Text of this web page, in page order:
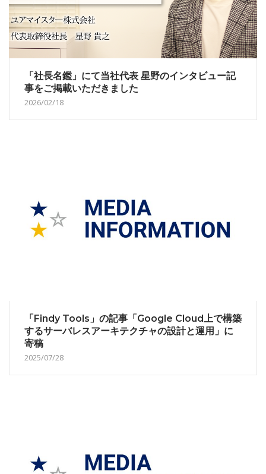
「社長名鑑」にて当社代表 星野のインタビュー記
事をご掲載いただきました
2026/02/18
「Findy Tools」の記事「Google Cloud上で構築
するサーバレスアーキテクチャの設計と運用」に
寄稿
2025/07/28